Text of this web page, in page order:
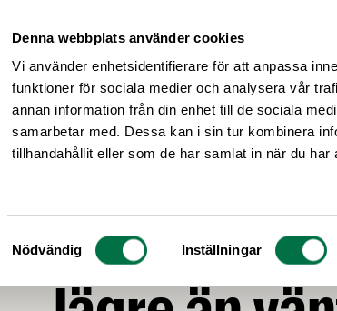
Denna webbplats använder cookies
Vi använder enhetsidentifierare för att anpassa
funktioner för sociala medier och analysera vår
annan information från din enhet till de sociala
samarbetar med. Dessa kan i sin tur kombinera
tillhandahållit eller som de har samlat in när du har
Samtyckesval
Nödvändig Inställningar
startsidan